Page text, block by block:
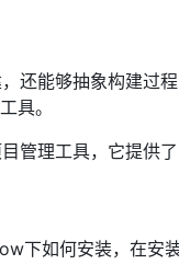
还能够抽象构建过
具。
管理工具，它提供
下如何安装，在安